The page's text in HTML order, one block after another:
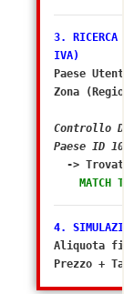
3.
IVA)
Paese
Zona
Controllo
Paese ID
->
MATCH
4.
Aliquota
Prezzo +